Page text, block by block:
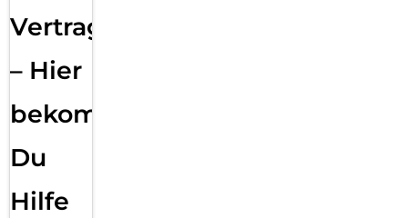
Vertragsabwicklung
– Hier
bekommst
Du
Hilfe